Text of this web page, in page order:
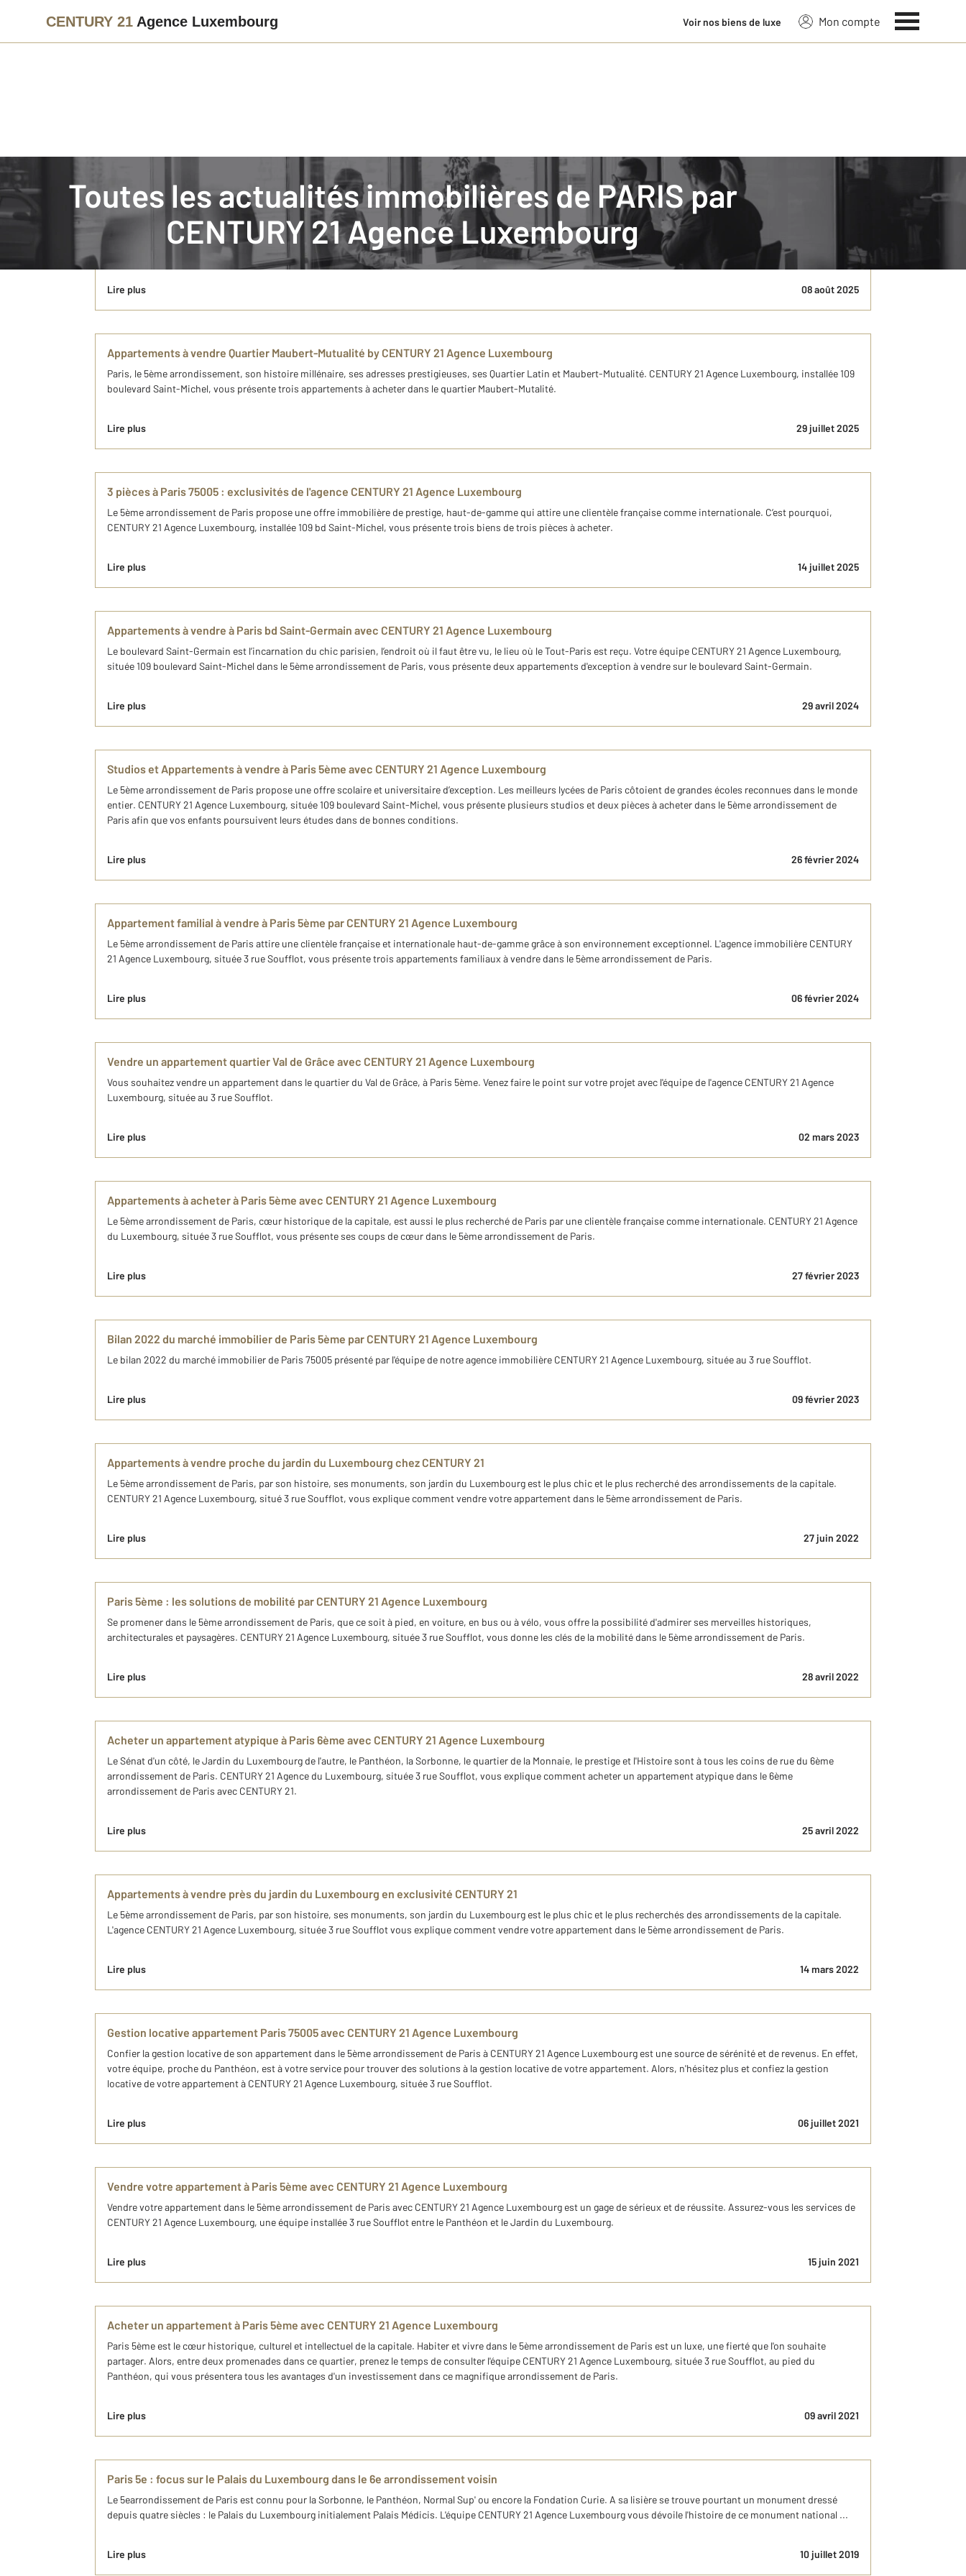
CENTURY 21 Agence Luxembourg Voir nos biens de luxe Mon compte
Toutes les actualités immobilières de PARIS par
CENTURY 21 Agence Luxembourg
Estimer un appartement dans le Quartier latin avec CENTURY 21 Agence Luxembourg
Paris 5ème, le Quartier Latin, le Panthéon, le Jardin du Luxembourg, le Val-de-Grâce et la Sorbonne, autant d’adresses prestigieuses et historiques où CENTURY 21 Agence
Luxembourg, installée 109 boulevard Saint-Michel, saura vous accompagner grâce son expérience dans l’estimation de votre bien. Explications.
Lire plus 08 août 2025
Appartements à vendre Quartier Maubert-Mutualité by CENTURY 21 Agence Luxembourg
Paris, le 5ème arrondissement, son histoire millénaire, ses adresses prestigieuses, ses Quartier Latin et Maubert-Mutualité. CENTURY 21 Agence Luxembourg, installée 109
boulevard Saint-Michel, vous présente trois appartements à acheter dans le quartier Maubert-Mutalité.
Lire plus 29 juillet 2025
3 pièces à Paris 75005 : exclusivités de l'agence CENTURY 21 Agence Luxembourg
Le 5ème arrondissement de Paris propose une offre immobilière de prestige, haut-de-gamme qui attire une clientèle française comme internationale. C’est pourquoi,
CENTURY 21 Agence Luxembourg, installée 109 bd Saint-Michel, vous présente trois biens de trois pièces à acheter.
Lire plus 14 juillet 2025
Appartements à vendre à Paris bd Saint-Germain avec CENTURY 21 Agence Luxembourg
Le boulevard Saint-Germain est l’incarnation du chic parisien, l’endroit où il faut être vu, le lieu où le Tout-Paris est reçu. Votre équipe CENTURY 21 Agence Luxembourg,
située 109 boulevard Saint-Michel dans le 5ème arrondissement de Paris, vous présente deux appartements d'exception à vendre sur le boulevard Saint-Germain.
Lire plus 29 avril 2024
Studios et Appartements à vendre à Paris 5ème avec CENTURY 21 Agence Luxembourg
Le 5ème arrondissement de Paris propose une offre scolaire et universitaire d’exception. Les meilleurs lycées de Paris côtoient de grandes écoles reconnues dans le monde
entier. CENTURY 21 Agence Luxembourg, située 109 boulevard Saint-Michel, vous présente plusieurs studios et deux pièces à acheter dans le 5ème arrondissement de
Paris afin que vos enfants poursuivent leurs études dans de bonnes conditions.
Lire plus 26 février 2024
Appartement familial à vendre à Paris 5ème par CENTURY 21 Agence Luxembourg
Le 5ème arrondissement de Paris attire une clientèle française et internationale haut-de-gamme grâce à son environnement exceptionnel. L'agence immobilière CENTURY
21 Agence Luxembourg, située 3 rue Soufflot, vous présente trois appartements familiaux à vendre dans le 5ème arrondissement de Paris.
Lire plus 06 février 2024
Vendre un appartement quartier Val de Grâce avec CENTURY 21 Agence Luxembourg
Vous souhaitez vendre un appartement dans le quartier du Val de Grâce, à Paris 5ème. Venez faire le point sur votre projet avec l'équipe de l'agence CENTURY 21 Agence
Luxembourg, située au 3 rue Soufflot.
Lire plus 02 mars 2023
Appartements à acheter à Paris 5ème avec CENTURY 21 Agence Luxembourg
Le 5ème arrondissement de Paris, cœur historique de la capitale, est aussi le plus recherché de Paris par une clientèle française comme internationale. CENTURY 21 Agence
du Luxembourg, située 3 rue Soufflot, vous présente ses coups de cœur dans le 5ème arrondissement de Paris.
Lire plus 27 février 2023
Bilan 2022 du marché immobilier de Paris 5ème par CENTURY 21 Agence Luxembourg
Le bilan 2022 du marché immobilier de Paris 75005 présenté par l'équipe de notre agence immobilière CENTURY 21 Agence Luxembourg, située au 3 rue Soufflot.
Lire plus 09 février 2023
Appartements à vendre proche du jardin du Luxembourg chez CENTURY 21
Le 5ème arrondissement de Paris, par son histoire, ses monuments, son jardin du Luxembourg est le plus chic et le plus recherché des arrondissements de la capitale.
CENTURY 21 Agence Luxembourg, situé 3 rue Soufflot, vous explique comment vendre votre appartement dans le 5ème arrondissement de Paris.
Lire plus 27 juin 2022
Paris 5ème : les solutions de mobilité par CENTURY 21 Agence Luxembourg
Se promener dans le 5ème arrondissement de Paris, que ce soit à pied, en voiture, en bus ou à vélo, vous offre la possibilité d'admirer ses merveilles historiques,
architecturales et paysagères. CENTURY 21 Agence Luxembourg, située 3 rue Soufflot, vous donne les clés de la mobilité dans le 5ème arrondissement de Paris.
Lire plus 28 avril 2022
Acheter un appartement atypique à Paris 6ème avec CENTURY 21 Agence Luxembourg
Le Sénat d'un côté, le Jardin du Luxembourg de l'autre, le Panthéon, la Sorbonne, le quartier de la Monnaie, le prestige et l'Histoire sont à tous les coins de rue du 6ème
arrondissement de Paris. CENTURY 21 Agence du Luxembourg, située 3 rue Soufflot, vous explique comment acheter un appartement atypique dans le 6ème
arrondissement de Paris avec CENTURY 21.
Lire plus 25 avril 2022
Appartements à vendre près du jardin du Luxembourg en exclusivité CENTURY 21
Le 5ème arrondissement de Paris, par son histoire, ses monuments, son jardin du Luxembourg est le plus chic et le plus recherchés des arrondissements de la capitale.
L'agence CENTURY 21 Agence Luxembourg, située 3 rue Soufflot vous explique comment vendre votre appartement dans le 5ème arrondissement de Paris.
Lire plus 14 mars 2022
Gestion locative appartement Paris 75005 avec CENTURY 21 Agence Luxembourg
Confier la gestion locative de son appartement dans le 5ème arrondissement de Paris à CENTURY 21 Agence Luxembourg est une source de sérénité et de revenus. En effet,
votre équipe, proche du Panthéon, est à votre service pour trouver des solutions à la gestion locative de votre appartement. Alors, n'hésitez plus et confiez la gestion
locative de votre appartement à CENTURY 21 Agence Luxembourg, située 3 rue Soufflot.
Lire plus 06 juillet 2021
Vendre votre appartement à Paris 5ème avec CENTURY 21 Agence Luxembourg
Vendre votre appartement dans le 5ème arrondissement de Paris avec CENTURY 21 Agence Luxembourg est un gage de sérieux et de réussite. Assurez-vous les services de
CENTURY 21 Agence Luxembourg, une équipe installée 3 rue Soufflot entre le Panthéon et le Jardin du Luxembourg.
Lire plus 15 juin 2021
Acheter un appartement à Paris 5ème avec CENTURY 21 Agence Luxembourg
Paris 5ème est le cœur historique, culturel et intellectuel de la capitale. Habiter et vivre dans le 5ème arrondissement de Paris est un luxe, une fierté que l'on souhaite
partager. Alors, entre deux promenades dans ce quartier, prenez le temps de consulter l'équipe CENTURY 21 Agence Luxembourg, située 3 rue Soufflot, au pied du
Panthéon, qui vous présentera tous les avantages d'un investissement dans ce magnifique arrondissement de Paris.
Lire plus 09 avril 2021
Paris 5e : focus sur le Palais du Luxembourg dans le 6e arrondissement voisin
Le 5earrondissement de Paris est connu pour la Sorbonne, le Panthéon, Normal Sup' ou encore la Fondation Curie. A sa lisière se trouve pourtant un monument dressé
depuis quatre siècles : le Palais du Luxembourg initialement Palais Médicis. L'équipe CENTURY 21 Agence Luxembourg vous dévoile l'histoire de ce monument national ...
Lire plus 10 juillet 2019